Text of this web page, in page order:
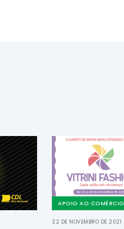
APOIO AO COMÉRCIO
22 DE NOVEMBRO DE 2021